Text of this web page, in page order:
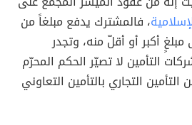
، فالمشترك يدفع مبلغاً من
أكبر أو أقلّ منه، وتجدر
التأمين لا تصيّر الحكم المحرّم
التجاري بالتأمين التعاوني